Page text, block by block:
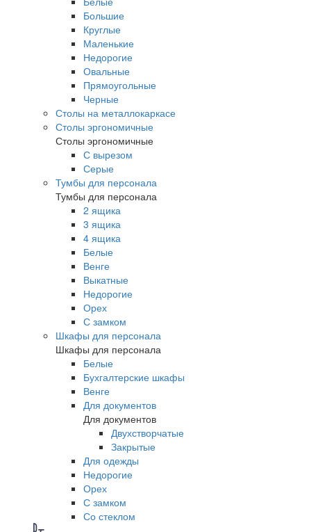
Большие
Круглые
Маленькие
Недорогие
Овальные
Прямоугольные
Черные
Столы на металлокаркасе
Столы эргономичные
Столы эргономичные
С вырезом
Серые
Тумбы для персонала
Тумбы для персонала
2 ящика
3 ящика
4 ящика
Белые
Венге
Выкатные
Недорогие
Орех
С замком
Шкафы для персонала
Шкафы для персонала
Белые
Бухгалтерские шкафы
Венге
Для документов
Для документов
Двухстворчатые
Закрытые
Для одежды
Недорогие
Орех
С замком
Со стеклом